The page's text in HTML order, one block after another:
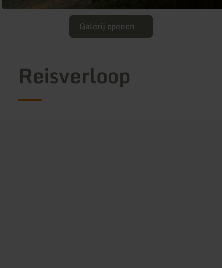
Galerij openen
Reisverloop